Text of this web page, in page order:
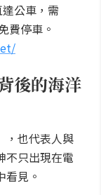
公車，需
費停車。
後的海洋
，也代表人與
不只出現在電
見。